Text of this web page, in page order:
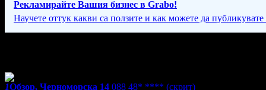
Рекламирайте Вашия бизнес в Grabo!
Научете оттук какви са ползите и как можете да публикувате
1Обзор, Черноморска 14 088 48* **** (скрит)